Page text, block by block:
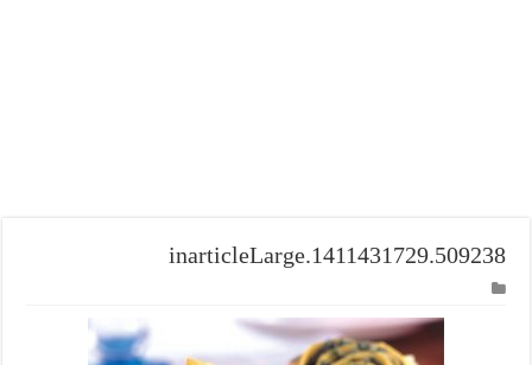
1411431729.509238.inarticleLarge